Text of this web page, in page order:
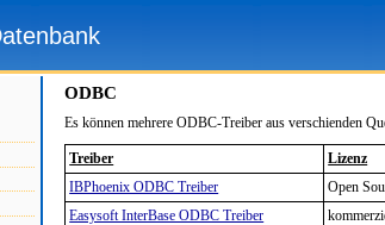
ODBC
Es können mehrere ODBC-Treiber aus verschienden
Treiber
Lizenz
IBPhoenix ODBC Treiber
Open
Easysoft InterBase ODBC Treiber